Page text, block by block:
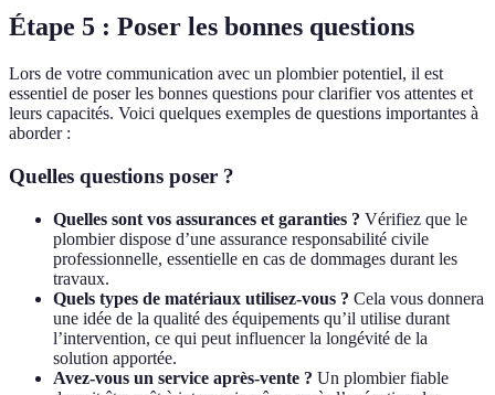
Étape 5 : Poser les bonnes questions
Lors de votre communication avec un plombier potentiel, il est
essentiel de poser les bonnes questions pour clarifier vos attentes et
leurs capacités. Voici quelques exemples de questions importantes à
aborder :
Quelles questions poser ?
Quelles sont vos assurances et garanties ? Vérifiez que le
plombier dispose d’une assurance responsabilité civile
professionnelle, essentielle en cas de dommages durant les
travaux.
Quels types de matériaux utilisez-vous ? Cela vous donnera
une idée de la qualité des équipements qu’il utilise durant
l’intervention, ce qui peut influencer la longévité de la
solution apportée.
Avez-vous un service après-vente ? Un plombier fiable